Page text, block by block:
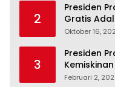
2
Presiden
Gratis
Depan
Oktober 16,
3
Presiden
Februari 2,